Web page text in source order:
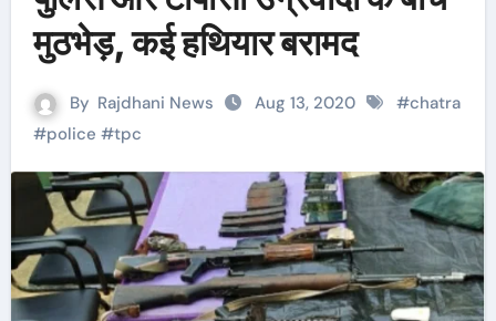
मुठभेड़, कई हथियार बरामद
By Rajdhani News Aug 13, 2020 #chatra
#police #tpc